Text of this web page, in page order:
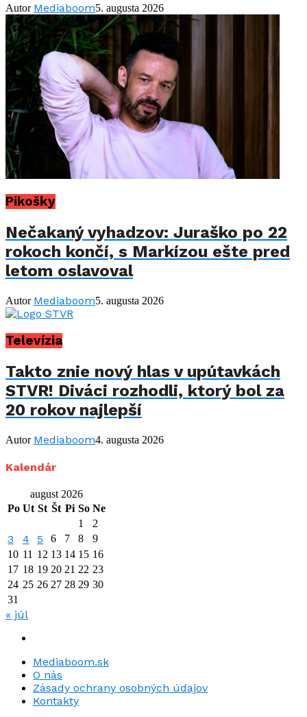
Autor Mediaboom5. augusta 2026
Pikošky
Nečakaný vyhadzov: Juraško po 22
rokoch končí, s Markízou ešte pred
letom oslavoval
Autor Mediaboom5. augusta 2026
Televízia
Takto znie nový hlas v upútavkách
STVR! Diváci rozhodli, ktorý bol za
20 rokov najlepší
Autor Mediaboom4. augusta 2026
Kalendár
august 2026
Po Ut St Št Pi So Ne
1
2
3 4 5 6 7 8
9
10 11 12 13 14 15 16
17 18 19 20 21 22 23
24 25 26 27 28 29 30
31
« júl
Mediaboom.sk
O nás
Zásady ochrany osobných údajov
Kontakty